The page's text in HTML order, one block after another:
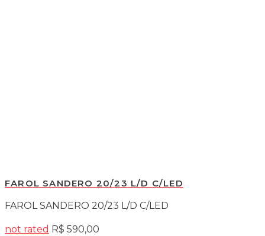
FAROL SANDERO 20/23 L/D C/LED
FAROL SANDERO 20/23 L/D C/LED
not rated R$ 590,00